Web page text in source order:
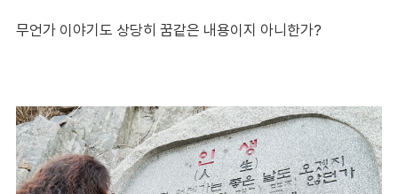
무언가 이야기도 상당히 꿈같은 내용이지 아니한가?